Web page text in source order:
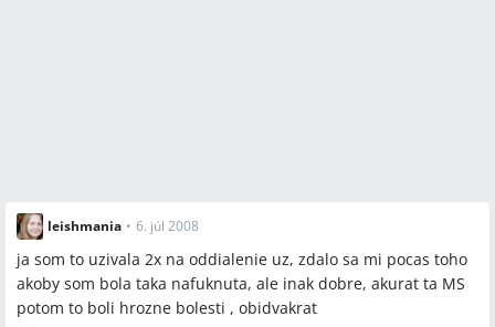
leishmania • 6. júl 2008
ja som to uzivala 2x na oddialenie uz, zdalo sa mi pocas toho
akoby som bola taka nafuknuta, ale inak dobre, akurat ta MS
potom to boli hrozne bolesti , obidvakrat